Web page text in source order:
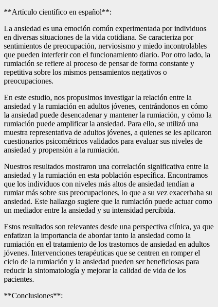
**Artículo científico en español**:
La ansiedad es una emoción común experimentada por individuos
en diversas situaciones de la vida cotidiana. Se caracteriza por
sentimientos de preocupación, nerviosismo y miedo incontrolables
que pueden interferir con el funcionamiento diario. Por otro lado, la
rumiación se refiere al proceso de pensar de forma constante y
repetitiva sobre los mismos pensamientos negativos o
preocupaciones.
En este estudio, nos propusimos investigar la relación entre la
ansiedad y la rumiación en adultos jóvenes, centrándonos en cómo
la ansiedad puede desencadenar y mantener la rumiación, y cómo la
rumiación puede amplificar la ansiedad. Para ello, se utilizó una
muestra representativa de adultos jóvenes, a quienes se les aplicaron
cuestionarios psicométricos validados para evaluar sus niveles de
ansiedad y propensión a la rumiación.
Nuestros resultados mostraron una correlación significativa entre la
ansiedad y la rumiación en esta población específica. Encontramos
que los individuos con niveles más altos de ansiedad tendían a
rumiar más sobre sus preocupaciones, lo que a su vez exacerbaba su
ansiedad. Este hallazgo sugiere que la rumiación puede actuar como
un mediador entre la ansiedad y su intensidad percibida.
Estos resultados son relevantes desde una perspectiva clínica, ya que
enfatizan la importancia de abordar tanto la ansiedad como la
rumiación en el tratamiento de los trastornos de ansiedad en adultos
jóvenes. Intervenciones terapéuticas que se centren en romper el
ciclo de la rumiación y la ansiedad pueden ser beneficiosas para
reducir la sintomatología y mejorar la calidad de vida de los
pacientes.
**Conclusiones**: